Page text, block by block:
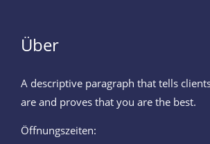
Über
A descriptive paragraph that tells
are and proves that you are the best.
Öffnungszeiten: